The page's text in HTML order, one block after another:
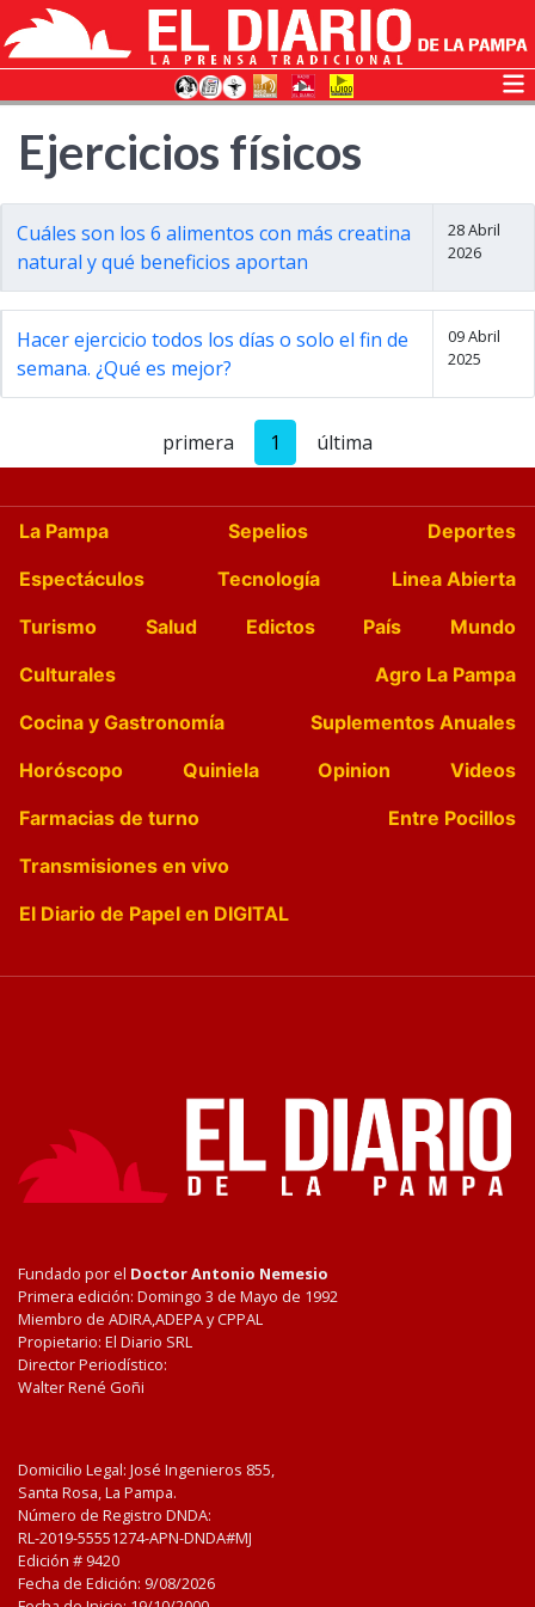
Ejercicios físicos
Cuáles son los 6 alimentos con más creatina
natural y qué beneficios aportan
28 Abril
2026
Hacer ejercicio todos los días o solo el fin de
semana. ¿Qué es mejor?
09 Abril
2025
primera 1 última
La Pampa Sepelios
Deportes
Espectáculos
Tecnología
Linea Abierta
Turismo
Salud Edictos País
Mundo
Culturales
Agro La Pampa
Cocina y Gastronomía
Suplementos Anuales
Horóscopo
Quiniela Opinion
Videos
Farmacias de turno
Entre Pocillos
Transmisiones en vivo
El Diario de Papel en DIGITAL
Fundado por el Doctor Antonio Nemesio
Primera edición: Domingo 3 de Mayo de 1992
Miembro de ADIRA,ADEPA y CPPAL
Propietario: El Diario SRL
Director Periodístico:
Walter René Goñi
Domicilio Legal: José Ingenieros 855,
Santa Rosa, La Pampa.
Número de Registro DNDA:
RL-2019-55551274-APN-DNDA#MJ
Edición # 9420
Fecha de Edición: 9/08/2026